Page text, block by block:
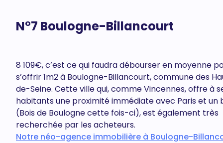
N°7 Boulogne-Billancourt
8 109€, c’est ce qui faudra débourser en moyenne
s’offrir 1m2 à Boulogne-Billancourt, commune des
de-Seine. Cette ville qui, comme Vincennes, offre à
habitants une proximité immédiate avec Paris et un
(Bois de Boulogne cette fois-ci), est également très
recherchée par les acheteurs.
Notre néo-agence immobilière à Boulogne-